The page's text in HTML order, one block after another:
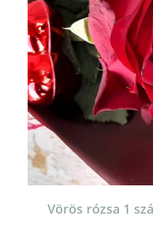
Vörös rózsa 1